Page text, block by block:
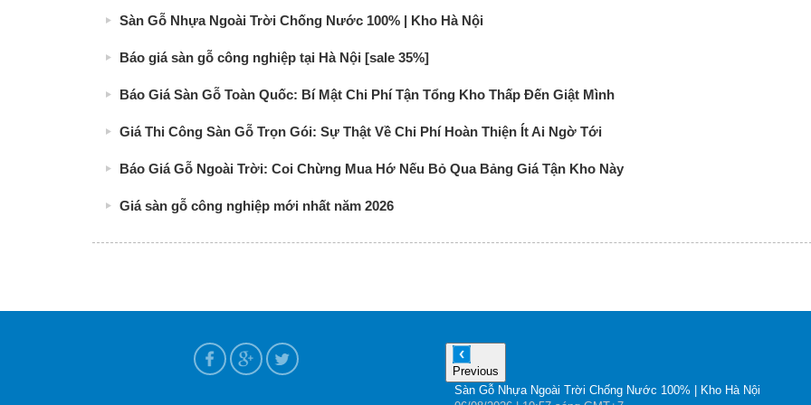
Sàn Gỗ Nhựa Ngoài Trời Chống Nước 100% | Kho Hà Nội
Báo giá sàn gỗ công nghiệp tại Hà Nội [sale 35%]
Báo Giá Sàn Gỗ Toàn Quốc: Bí Mật Chi Phí Tận Tổng Kho Thấp Đến Giật Mình
Giá Thi Công Sàn Gỗ Trọn Gói: Sự Thật Về Chi Phí Hoàn Thiện Ít Ai Ngờ Tới
Báo Giá Gỗ Ngoài Trời: Coi Chừng Mua Hớ Nếu Bỏ Qua Bảng Giá Tận Kho Này
Giá sàn gỗ công nghiệp mới nhất năm 2026
Previous
Sàn Gỗ Nhựa Ngoài Trời Chống Nước 100% | Kho Hà Nội